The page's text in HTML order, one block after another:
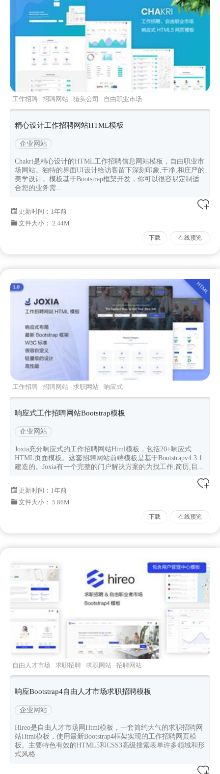
工作招聘 招聘网站 猎头公司
自由职业市场
bootstrap框架
精心设计工作招聘网站HTML模板
企业网站
Chakri是精心设计的HTML工作招聘信息网站模板，自由职业市
场网站。独特的界面UI设计给访客留下深刻印象,干净,和庄严的
美学设计。模板基于Bootstrap框架开发，你可以很容易定制适
合您的业务需...
更新时间： 1年前
文件大小： 2.44M
下载 在线预览
工作招聘 招聘网站 求职网站
响应式
响应式工作招聘网站Bootstrap模板
企业网站
Joxia充分响应式的工作招聘网站Html模板，包括20+响应式
HTML页面模板。这套招聘网站前端模板是基于Bootstrapv4.3.1
建造的。Joxia有一个完整的门户解决方案的为找工作,简历,目...
更新时间： 1年前
文件大小： 5.86M
下载 在线预览
自由人才市场 求职招聘 求职网站
招聘网站
html5模板
响应Bootstrap4自由人才市场求职招聘模板
企业网站
Hireo是自由人才市场网Html模板，一套简约大气的求职招聘网
站Html模板，使用最新Bootstrap4框架实现的工作招聘网页模
板。主要特色有效的HTML5和CSS3高级搜索表单许多领域和形
式风格...